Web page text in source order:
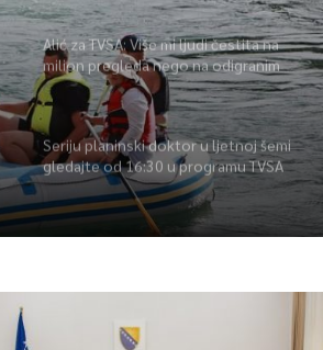
Alić za TVSA: Više mi ljudi čestita na
milion pregleda nego na odigranim
predstavama
Seriju planinski doktor u ljetnoj šemi
gledajte od 16:30 u programu TVSA